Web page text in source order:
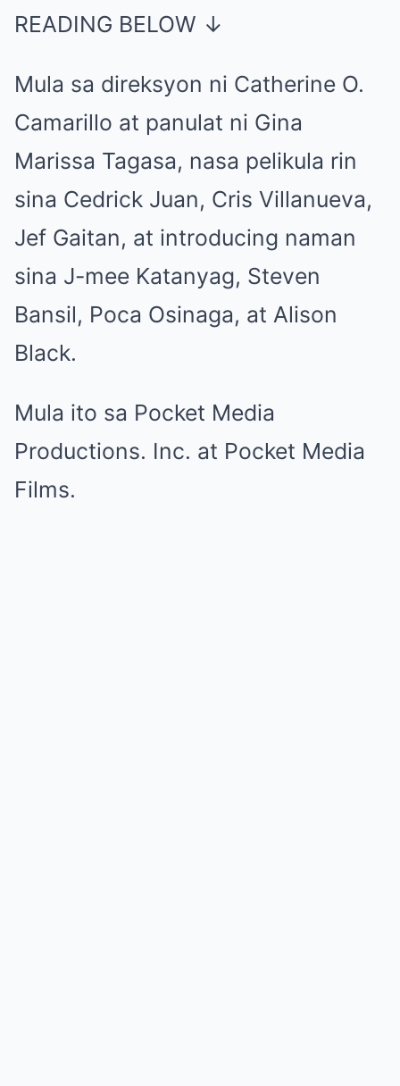
READING BELOW ↓
Mula sa direksyon ni Catherine O.
Camarillo at panulat ni Gina
Marissa Tagasa, nasa pelikula rin
sina Cedrick Juan, Cris Villanueva,
Jef Gaitan, at introducing naman
sina J-mee Katanyag, Steven
Bansil, Poca Osinaga, at Alison
Black.
Mula ito sa Pocket Media
Productions. Inc. at Pocket Media
Films.